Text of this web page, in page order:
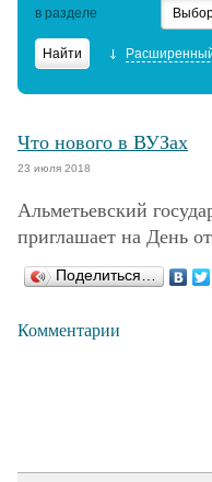
Актуальные статьи
Образовательный кредит
в разделе
Что нового в ВУЗах
23 июля 2018
Альметьевский
приглашает на День
Поделиться…
Комментарии